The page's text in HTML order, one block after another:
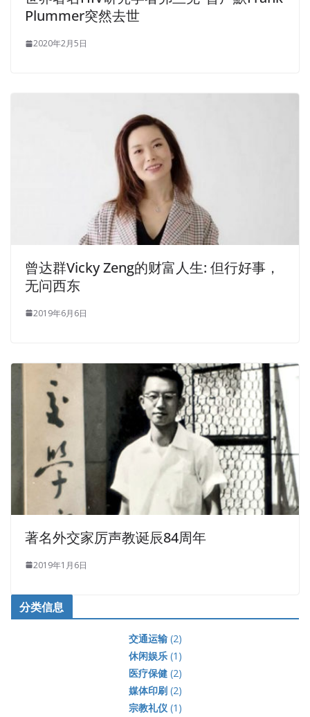
Plummer突然去世
2020年2月5日
曾达群Vicky Zeng的财富人生: 但行好事，
无问西东
2019年6月6日
著名外交家厉声教诞辰84周年
2019年1月6日
分类信息
交通运输(2)
休闲娱乐(1)
医疗保健(2)
媒体印刷(2)
宗教礼仪(1)